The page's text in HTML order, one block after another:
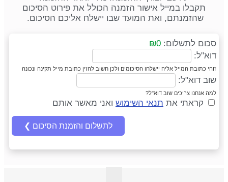
תקבלו במייל אישור הזמנה הכולל את פירוט הסיכום
שהזמנתם, ואת המועד שבו יישלח אליכם הסיכום.
סכום לתשלום: ₪0
דוא"ל:
זוהי כתובת המייל אליה יישלחו הסיכומים ולכן חשוב להזין כתובת מייל תקינה ונכונה
שוב דוא"ל:
למה אנחנו צריכים שוב דוא"ל?
קראתי את תנאי השימוש ואני מאשר אותם